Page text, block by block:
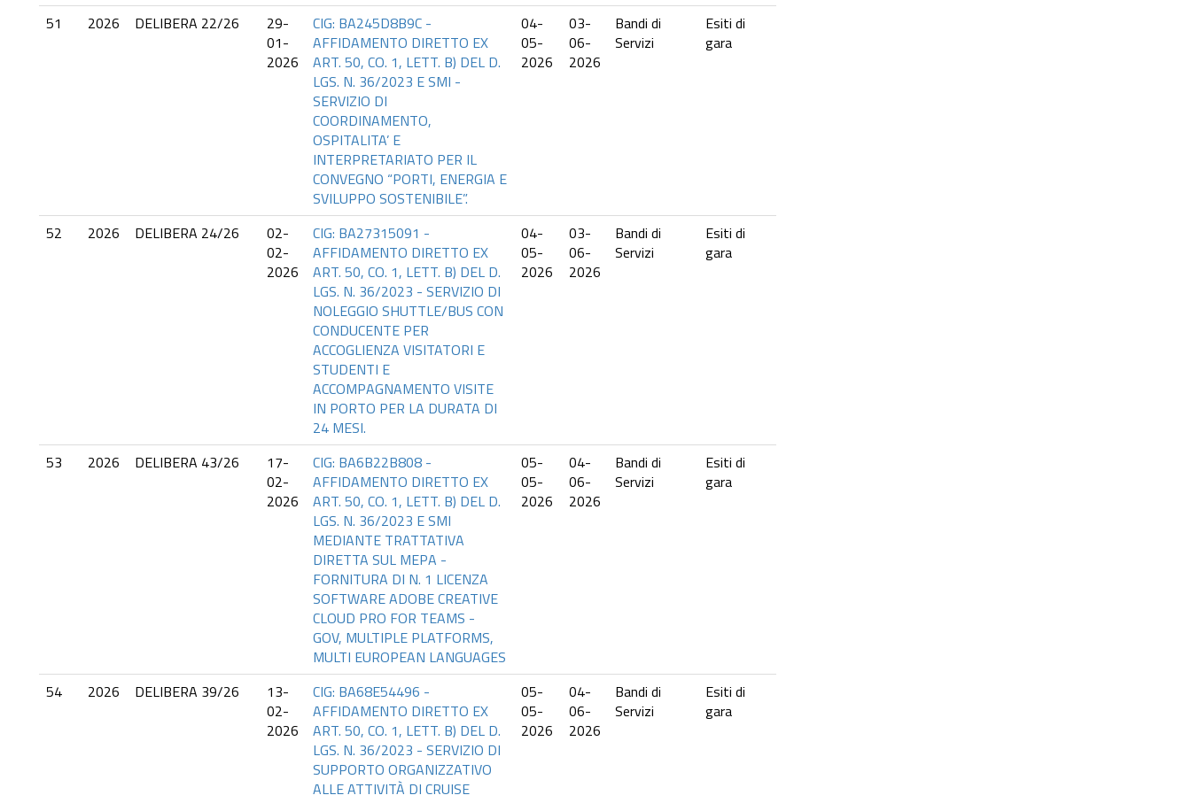
51 2026 DELIBERA 22/26
29-
01-
2026
CIG: BA245D8B9C -
AFFIDAMENTO DIRETTO EX
ART. 50, CO. 1, LETT. B) DEL D.
LGS. N. 36/2023 E SMI -
SERVIZIO DI
COORDINAMENTO,
OSPITALITA’ E
INTERPRETARIATO PER IL
CONVEGNO “PORTI, ENERGIA E
SVILUPPO SOSTENIBILE”.
04-
05-
2026
03-
06-
2026
Bandi di
Servizi
Esiti di
gara
52 2026 DELIBERA 24/26
02-
02-
2026
CIG: BA27315091 -
AFFIDAMENTO DIRETTO EX
ART. 50, CO. 1, LETT. B) DEL D.
LGS. N. 36/2023 - SERVIZIO DI
NOLEGGIO SHUTTLE/BUS CON
CONDUCENTE PER
ACCOGLIENZA VISITATORI E
STUDENTI E
ACCOMPAGNAMENTO VISITE
IN PORTO PER LA DURATA DI
24 MESI.
04-
05-
2026
03-
06-
2026
Bandi di
Servizi
Esiti di
gara
53 2026 DELIBERA 43/26
17-
02-
2026
CIG: BA6B22B808 -
AFFIDAMENTO DIRETTO EX
ART. 50, CO. 1, LETT. B) DEL D.
LGS. N. 36/2023 E SMI
MEDIANTE TRATTATIVA
DIRETTA SUL MEPA -
FORNITURA DI N. 1 LICENZA
SOFTWARE ADOBE CREATIVE
CLOUD PRO FOR TEAMS -
GOV, MULTIPLE PLATFORMS,
MULTI EUROPEAN LANGUAGES
05-
05-
2026
04-
06-
2026
Bandi di
Servizi
Esiti di
gara
54 2026 DELIBERA 39/26
13-
02-
2026
CIG: BA68E54496 -
AFFIDAMENTO DIRETTO EX
ART. 50, CO. 1, LETT. B) DEL D.
LGS. N. 36/2023 - SERVIZIO DI
SUPPORTO ORGANIZZATIVO
ALLE ATTIVITÀ DI CRUISE
05-
05-
2026
04-
06-
2026
Bandi di
Servizi
Esiti di
gara